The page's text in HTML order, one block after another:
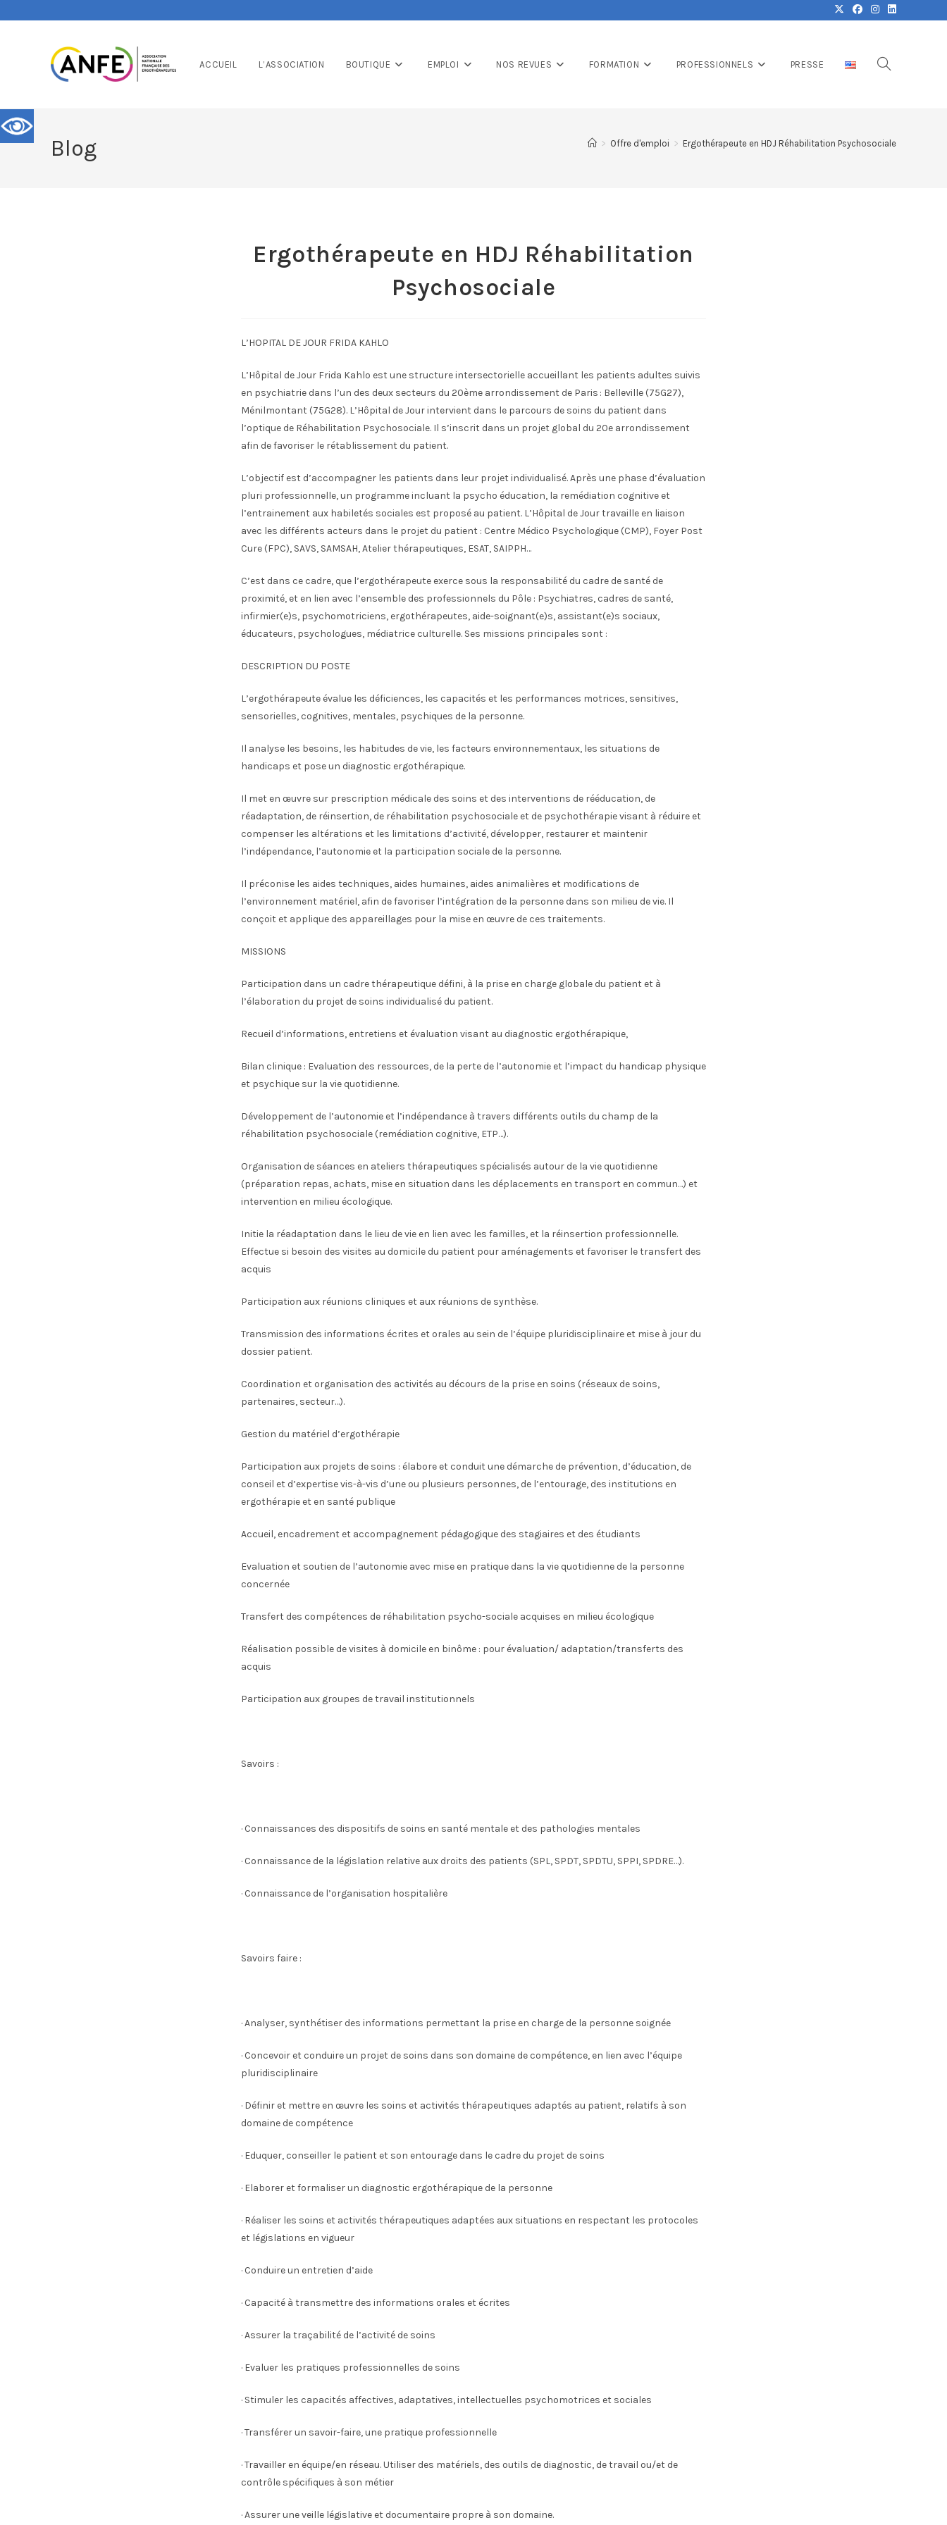
ACCUEIL L’ASSOCIATION BOUTIQUE EMPLOI NOS REVUES FORMATION PROFESSIONNELS PRESSE
Blog > Offre d'emploi > Ergothérapeute en HDJ Réhabilitation Psychosociale
Ergothérapeute en HDJ Réhabilitation
Psychosociale
L’HOPITAL DE JOUR FRIDA KAHLO
L’Hôpital de Jour Frida Kahlo est une structure intersectorielle accueillant les patients adultes suivis
en psychiatrie dans l’un des deux secteurs du 20ème arrondissement de Paris : Belleville (75G27),
Ménilmontant (75G28). L’Hôpital de Jour intervient dans le parcours de soins du patient dans
l’optique de Réhabilitation Psychosociale. Il s’inscrit dans un projet global du 20e arrondissement
afin de favoriser le rétablissement du patient.
L’objectif est d’accompagner les patients dans leur projet individualisé. Après une phase d’évaluation
pluri professionnelle, un programme incluant la psycho éducation, la remédiation cognitive et
l’entrainement aux habiletés sociales est proposé au patient. L’Hôpital de Jour travaille en liaison
avec les différents acteurs dans le projet du patient : Centre Médico Psychologique (CMP), Foyer Post
Cure (FPC), SAVS, SAMSAH, Atelier thérapeutiques, ESAT, SAIPPH…
C’est dans ce cadre, que l’ergothérapeute exerce sous la responsabilité du cadre de santé de
proximité, et en lien avec l’ensemble des professionnels du Pôle : Psychiatres, cadres de santé,
infirmier(e)s, psychomotriciens, ergothérapeutes, aide-soignant(e)s, assistant(e)s sociaux,
éducateurs, psychologues, médiatrice culturelle. Ses missions principales sont :
DESCRIPTION DU POSTE
L’ergothérapeute évalue les déficiences, les capacités et les performances motrices, sensitives,
sensorielles, cognitives, mentales, psychiques de la personne.
Il analyse les besoins, les habitudes de vie, les facteurs environnementaux, les situations de
handicaps et pose un diagnostic ergothérapique.
Il met en œuvre sur prescription médicale des soins et des interventions de rééducation, de
réadaptation, de réinsertion, de réhabilitation psychosociale et de psychothérapie visant à réduire et
compenser les altérations et les limitations d’activité, développer, restaurer et maintenir
l’indépendance, l’autonomie et la participation sociale de la personne.
Il préconise les aides techniques, aides humaines, aides animalières et modifications de
l’environnement matériel, afin de favoriser l’intégration de la personne dans son milieu de vie. Il
conçoit et applique des appareillages pour la mise en œuvre de ces traitements.
MISSIONS
Participation dans un cadre thérapeutique défini, à la prise en charge globale du patient et à
l’élaboration du projet de soins individualisé du patient.
Recueil d’informations, entretiens et évaluation visant au diagnostic ergothérapique,
Bilan clinique : Evaluation des ressources, de la perte de l’autonomie et l’impact du handicap physique
et psychique sur la vie quotidienne.
Développement de l’autonomie et l’indépendance à travers différents outils du champ de la
réhabilitation psychosociale (remédiation cognitive, ETP…).
Organisation de séances en ateliers thérapeutiques spécialisés autour de la vie quotidienne
(préparation repas, achats, mise en situation dans les déplacements en transport en commun…) et
intervention en milieu écologique.
Initie la réadaptation dans le lieu de vie en lien avec les familles, et la réinsertion professionnelle.
Effectue si besoin des visites au domicile du patient pour aménagements et favoriser le transfert des
acquis
Participation aux réunions cliniques et aux réunions de synthèse.
Transmission des informations écrites et orales au sein de l’équipe pluridisciplinaire et mise à jour du
dossier patient.
Coordination et organisation des activités au décours de la prise en soins (réseaux de soins,
partenaires, secteur…).
Gestion du matériel d’ergothérapie
Participation aux projets de soins : élabore et conduit une démarche de prévention, d’éducation, de
conseil et d’expertise vis-à-vis d’une ou plusieurs personnes, de l’entourage, des institutions en
ergothérapie et en santé publique
Accueil, encadrement et accompagnement pédagogique des stagiaires et des étudiants
Evaluation et soutien de l’autonomie avec mise en pratique dans la vie quotidienne de la personne
concernée
Transfert des compétences de réhabilitation psycho-sociale acquises en milieu écologique
Réalisation possible de visites à domicile en binôme : pour évaluation/ adaptation/transferts des
acquis
Participation aux groupes de travail institutionnels
Savoirs :
· Connaissances des dispositifs de soins en santé mentale et des pathologies mentales
· Connaissance de la législation relative aux droits des patients (SPL, SPDT, SPDTU, SPPI, SPDRE…).
· Connaissance de l’organisation hospitalière
Savoirs faire :
· Analyser, synthétiser des informations permettant la prise en charge de la personne soignée
· Concevoir et conduire un projet de soins dans son domaine de compétence, en lien avec l’équipe
pluridisciplinaire
· Définir et mettre en œuvre les soins et activités thérapeutiques adaptés au patient, relatifs à son
domaine de compétence
· Eduquer, conseiller le patient et son entourage dans le cadre du projet de soins
· Elaborer et formaliser un diagnostic ergothérapique de la personne
· Réaliser les soins et activités thérapeutiques adaptées aux situations en respectant les protocoles
et législations en vigueur
· Conduire un entretien d’aide
· Capacité à transmettre des informations orales et écrites
· Assurer la traçabilité de l’activité de soins
· Evaluer les pratiques professionnelles de soins
· Stimuler les capacités affectives, adaptatives, intellectuelles psychomotrices et sociales
· Transférer un savoir-faire, une pratique professionnelle
· Travailler en équipe/en réseau. Utiliser des matériels, des outils de diagnostic, de travail ou/et de
contrôle spécifiques à son métier
· Assurer une veille législative et documentaire propre à son domaine.